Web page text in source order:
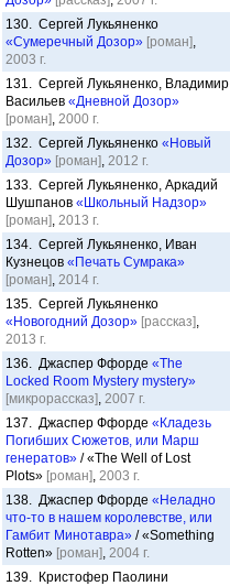
130. Сергей Лукьяненко
«Сумеречный Дозор» [роман],
2003 г.
131. Сергей Лукьяненко, Владимир
Васильев «Дневной Дозор»
[роман], 2000 г.
132. Сергей Лукьяненко «Новый
Дозор» [роман], 2012 г.
133. Сергей Лукьяненко, Аркадий
Шушпанов «Школьный Надзор»
[роман], 2013 г.
134. Сергей Лукьяненко, Иван
Кузнецов «Печать Сумрака»
[роман], 2014 г.
135. Сергей Лукьяненко
«Новогодний Дозор» [рассказ],
2013 г.
136. Джаспер Ффорде «The
Locked Room Mystery mystery»
[микрорассказ], 2007 г.
137. Джаспер Ффорде «Кладезь
Погибших Сюжетов, или Марш
генератов» / «The Well of Lost
Plots» [роман], 2003 г.
138. Джаспер Ффорде «Неладно
что-то в нашем королевстве, или
Гамбит Минотавра» / «Something
Rotten» [роман], 2004 г.
139. Кристофер Паолини